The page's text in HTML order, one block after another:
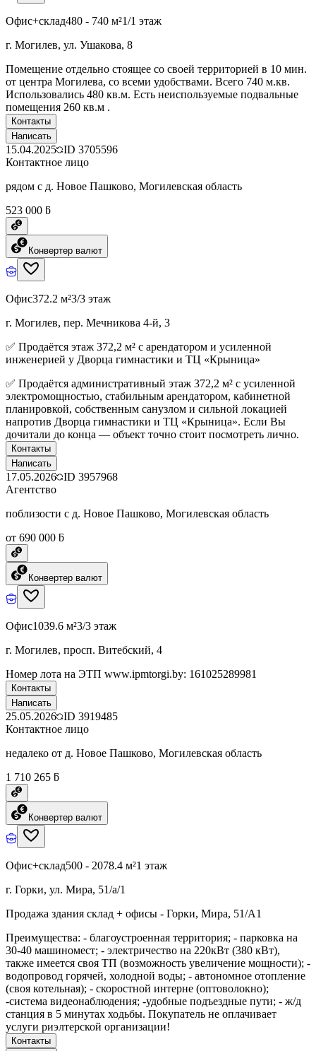
Офис+склад480 - 740 м²1/1 этаж
г. Могилев, ул. Ушакова, 8
Помещение отдельно стоящее со своей территорией в 10 мин.
от центра Могилева, со всеми удобствами. Всего 740 м.кв.
Использовались 480 кв.м. Есть неиспользуемые подвальные
помещения 260 кв.м .
Контакты
Написать
15.04.2025 ID 3705596
Контактное лицо
рядом с д. Новое Пашково, Могилевская область
523 000 ƃ
Конвертер валют
Офис372.2 м²3/3 этаж
г. Могилев, пер. Мечникова 4-й, 3
✅ Продаётся этаж 372,2 м² с арендатором и усиленной
инженерией у Дворца гимнастики и ТЦ «Крыница»
✅ Продаётся административный этаж 372,2 м² с усиленной
электромощностью, стабильным арендатором, кабинетной
планировкой, собственным санузлом и сильной локацией
напротив Дворца гимнастики и ТЦ «Крыница». Если Вы
дочитали до конца — объект точно стоит посмотреть лично.
Контакты
Написать
17.05.2026 ID 3957968
Агентство
поблизости с д. Новое Пашково, Могилевская область
от 690 000 ƃ
Конвертер валют
Офис1039.6 м²3/3 этаж
г. Могилев, просп. Витебский, 4
Номер лота на ЭТП www.ipmtorgi.by: 161025289981
Контакты
Написать
25.05.2026 ID 3919485
Контактное лицо
недалеко от д. Новое Пашково, Могилевская область
1 710 265 ƃ
Конвертер валют
Офис+склад500 - 2078.4 м²1 этаж
г. Горки, ул. Мира, 51/а/1
Продажа здания склад + офисы - Горки, Мира, 51/А1
Преимущества: - благоустроенная территория; - парковка на
30-40 машиномест; - электричество на 220кВт (380 кВт),
также имеется своя ТП (возможность увеличение мощности); -
водопровод горячей, холодной воды; - автономное отопление
(своя котельная); - скоростной интерне (оптоволокно);
-система видеонаблюдения; -удобные подъездные пути; - ж/д
станция в 5 минутах ходьбы. Покупатель не оплачивает
услуги риэлтерской организации!
Контакты